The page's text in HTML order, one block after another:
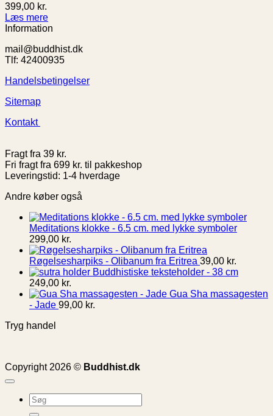
399,00 kr.
Læs mere
Information
mail@buddhist.dk
Tlf: 42400935
Handelsbetingelser
Sitemap
Kontakt
Fragt fra 39 kr.
Fri fragt fra 699 kr. til pakkeshop
Leveringstid: 1-4 hverdage
Andre køber også
Meditations klokke - 6.5 cm. med lykke symboler
299,00 kr.
Røgelsesharpiks - Olibanum fra Eritrea 39,00 kr.
Buddhistiske teksteholder - 38 cm
249,00 kr.
Gua Sha massagesten
- Jade 99,00 kr.
Tryg handel
Copyright 2026 © Buddhist.dk
Søg
efter: